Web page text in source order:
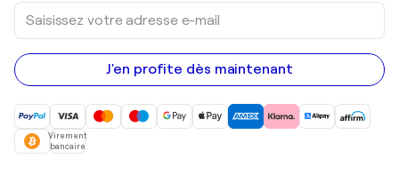
Saisissez
votre
adresse
e-
mail
J'en profite dès maintenant
Virement
bancaire